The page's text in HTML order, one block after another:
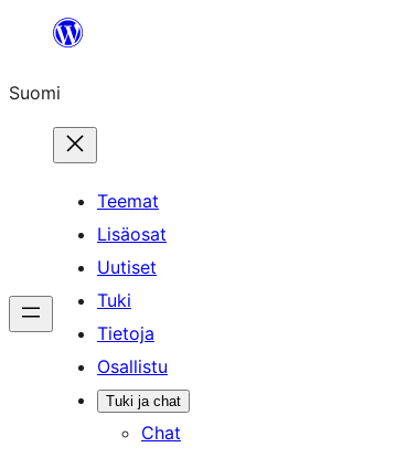
Suomi
Teemat
Lisäosat
Uutiset
Tuki
Tietoja
Osallistu
Tuki ja chat
Chat